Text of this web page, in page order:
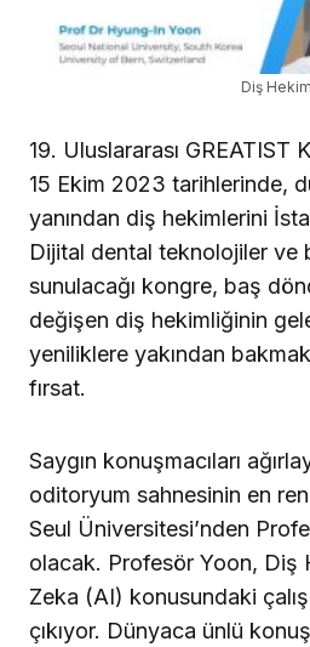
Saygın konuşmacıları
oditoryum sahnesinin en
olacak. Profesör Yoon, Diş
Zeka (AI) konusundaki
çıkıyor. Dünyaca ünlü
Kongresi’nde yapacağı
temelli yazılımların kuron
performansını ele alırken,
(GAN) tabanlı bir diş
aktaracak. Bu önemli
tutacak.
Sürprizlerle Dolu Program